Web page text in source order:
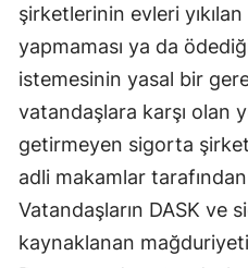
şirketlerinin evleri
yapmaması ya da
istemesinin yasal bir
vatandaşlara karşı olan
getirmeyen sigorta
adli makamlar
Vatandaşların DASK ve
kaynaklanan